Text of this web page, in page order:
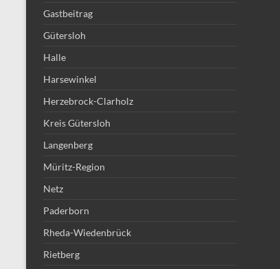
Gastbeitrag
Gütersloh
Halle
Harsewinkel
Herzebrock-Clarholz
Kreis Gütersloh
Langenberg
Müritz-Region
Netz
Paderborn
Rheda-Wiedenbrück
Rietberg